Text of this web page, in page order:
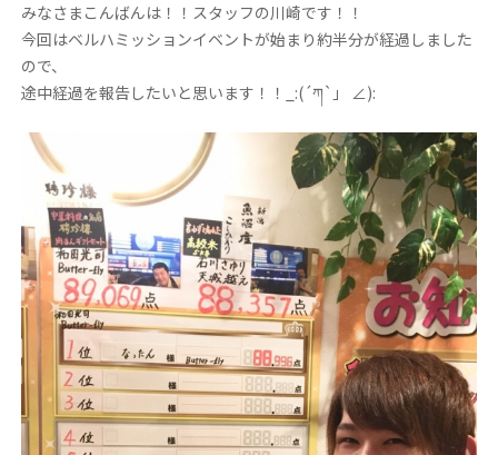
みなさまこんばんは！！スタッフの川崎です！！
今回はベルハミッションイベントが始まり約半分が経過しました
ので、
途中経過を報告したいと思います！！_:(´ཀ`」 ∠):